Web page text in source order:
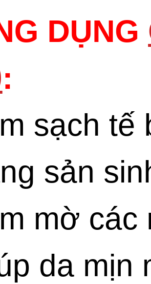
DỤNG
:
sạch tế
sản
mờ các
da mịn